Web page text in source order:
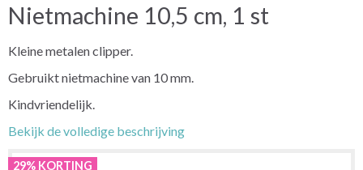
Nietmachine 10,5 cm, 1 st
Kleine metalen clipper.
Gebruikt nietmachine van 10 mm.
Kindvriendelijk.
Bekijk de volledige beschrijving
29% KORTING